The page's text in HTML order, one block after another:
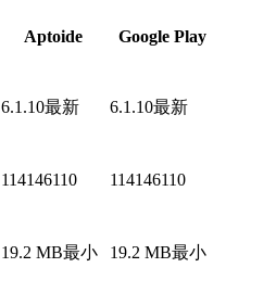
Aptoide
Google Play
6.1.10最新 6.1.10最新
114146110
114146110
19.2 MB最小 19.2 MB最小